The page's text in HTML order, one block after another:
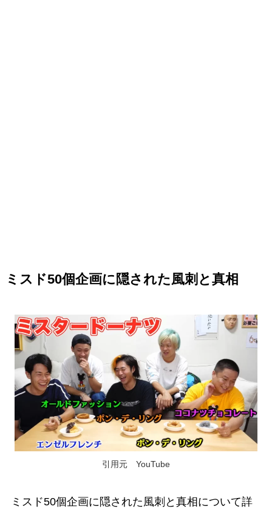
ミスド50個企画に隠された風刺と真相
引用元 YouTube
ミスド50個企画に隠された風刺と真相について詳